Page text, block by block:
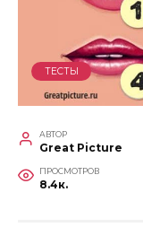
ТЕСТЫ
АВТОР
Great Picture
ПРОСМОТРОВ
8.4к.